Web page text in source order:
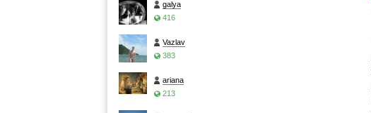
galya
416
Vazlav
383
ariana
213